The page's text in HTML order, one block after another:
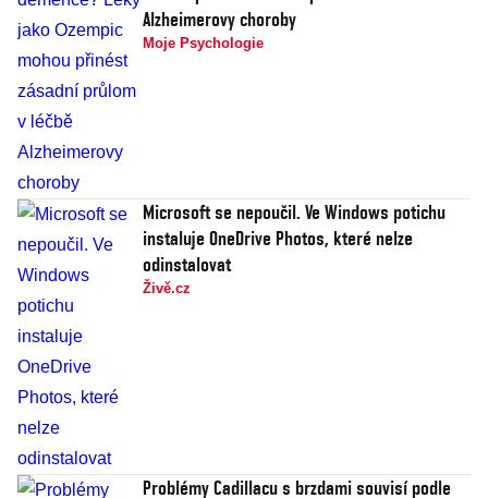
Alzheimerovy choroby
Moje Psychologie
Microsoft se nepoučil. Ve Windows potichu
instaluje OneDrive Photos, které nelze
odinstalovat
Živě.cz
Problémy Cadillacu s brzdami souvisí podle